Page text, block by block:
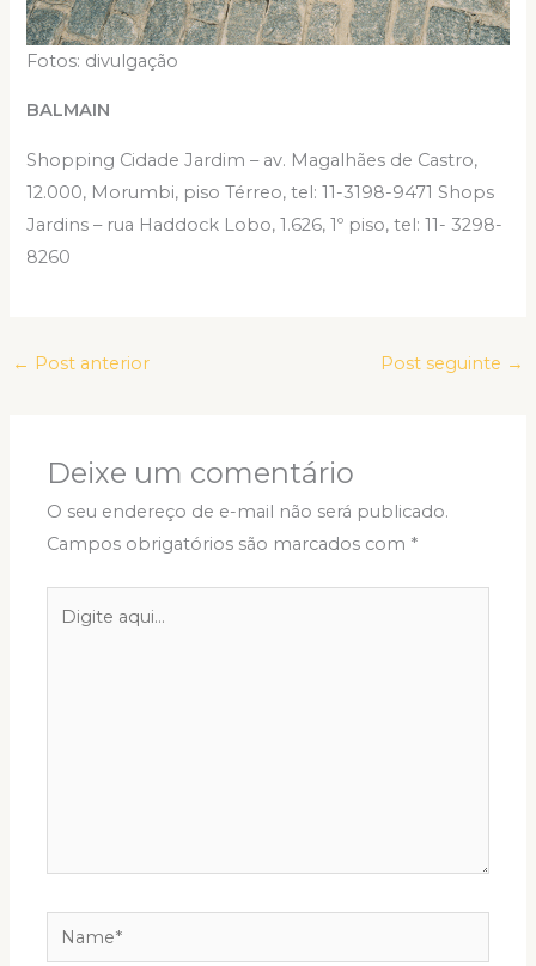
Fotos: divulgação
BALMAIN
Shopping Cidade Jardim – av. Magalhães de Castro,
12.000, Morumbi, piso Térreo, tel: 11-3198-9471 Shops
Jardins – rua Haddock Lobo, 1.626, 1º piso, tel: 11- 3298-
8260
← Post anterior Post seguinte →
Deixe um comentário
O seu endereço de e-mail não será publicado.
Campos obrigatórios são marcados com *
aqui...
Name*